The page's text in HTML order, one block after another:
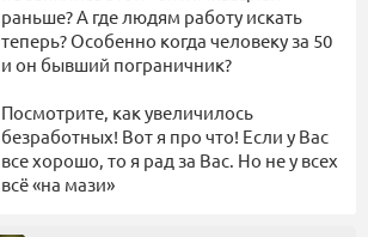
раньше? А где людям работу искать
теперь? Особенно когда человеку за 50
и он бывший пограничник?
Посмотрите, как увеличилось
безработных! Вот я про что! Если у Вас
все хорошо, то я рад за Вас. Но не у всех
всё «на мази»